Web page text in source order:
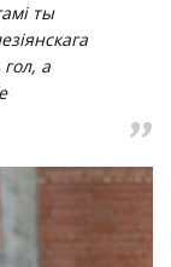
ты
а